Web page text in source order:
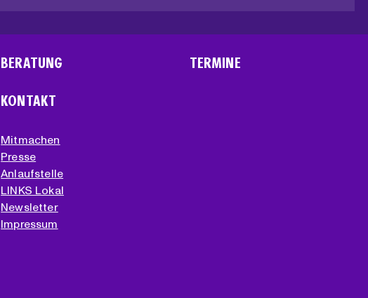
BERATUNG
KONTAKT
Mitmachen
Presse
Anlaufstelle
LINKS Lokal
Newsletter
Impressum
TERMINE